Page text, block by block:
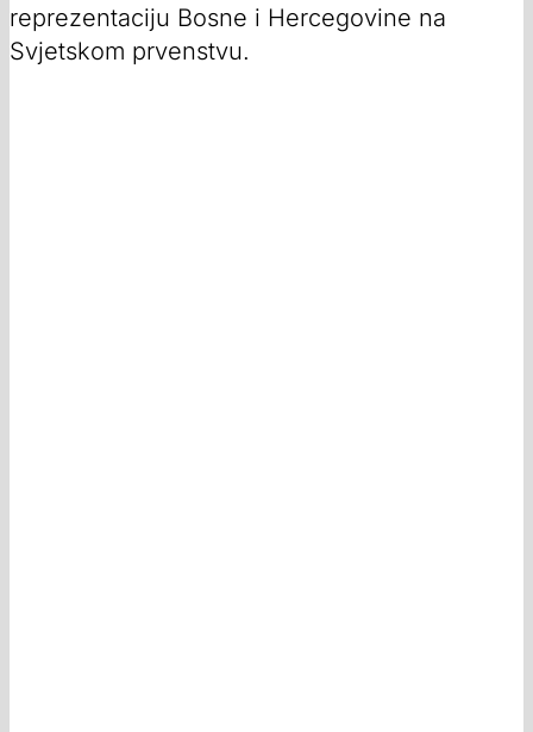
reprezentaciju Bosne i Hercegovine na
Svjetskom prvenstvu.